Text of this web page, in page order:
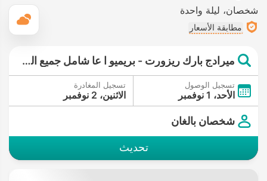
شخصان ليلة واحدة
مطابقة الأسعار
ميرادج بارك ريزورت - بريميو ا عا شامل جميع الخدمات
تسجيل الوصول
الأحد، 1 نوفمبر
تسجيل المغادرة
الاثنين، 2 نوفمبر
شخصان بالغان
تحديث